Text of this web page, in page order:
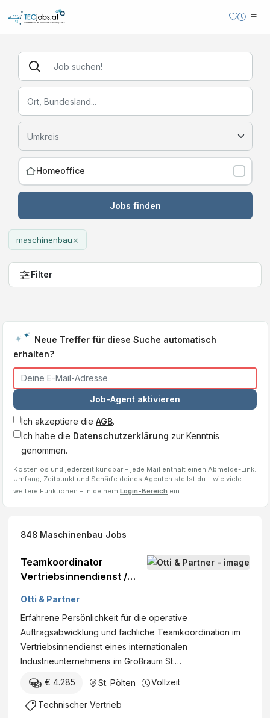
Homeoffice
Jobs finden
maschinenbau×
Filter
Neue Treffer für diese Suche automatisch
erhalten?
Job-Agent aktivieren
Ich akzeptiere die AGB.
Ich habe die Datenschutzerklärung zur Kenntnis
genommen.
Kostenlos und jederzeit kündbar – jede Mail enthält einen Abmelde-Link.
Umfang, Zeitpunkt und Schärfe deines Agenten stellst du – wie viele
weitere Funktionen – in deinem Login-Bereich ein.
848 Maschinenbau Jobs
Teamkoordinator
Vertriebsinnendienst /
(m/w/d)
Otti & Partner
Erfahrene Persönlichkeit für die operative
Auftragsabwicklung und fachliche Teamkoordination im
Vertriebsinnendienst eines internationalen
Industrieunternehmens im Großraum St.…
€ 4.285 St. Pölten Vollzeit
Technischer Vertrieb